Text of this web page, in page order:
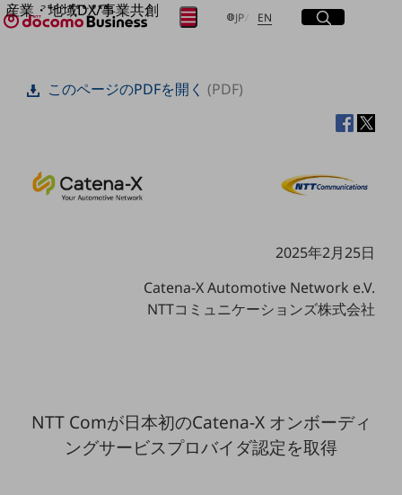
産業・地域DX/事業共創
OPEN HUB for Plural Futures
OPEN HUB for Plural Futuresとは
Smart World
自治体・地域社会との共創
LGPF(Local Government Platform)
JP日本語
EN Englishサイト内検索
開く
メニュー
開く
フリーワードを入力して探す
フリーワードでNTTドコモビジネスの
取り組みを検索
検索する
このページのPDFを開く(PDF)
2025年2月25日
Catena-X Automotive Network e.V.
NTTコミュニケーションズ株式会社
NTT Comが日本初のCatena-X オンボーディ
ングサービスプロバイダ認定を取得